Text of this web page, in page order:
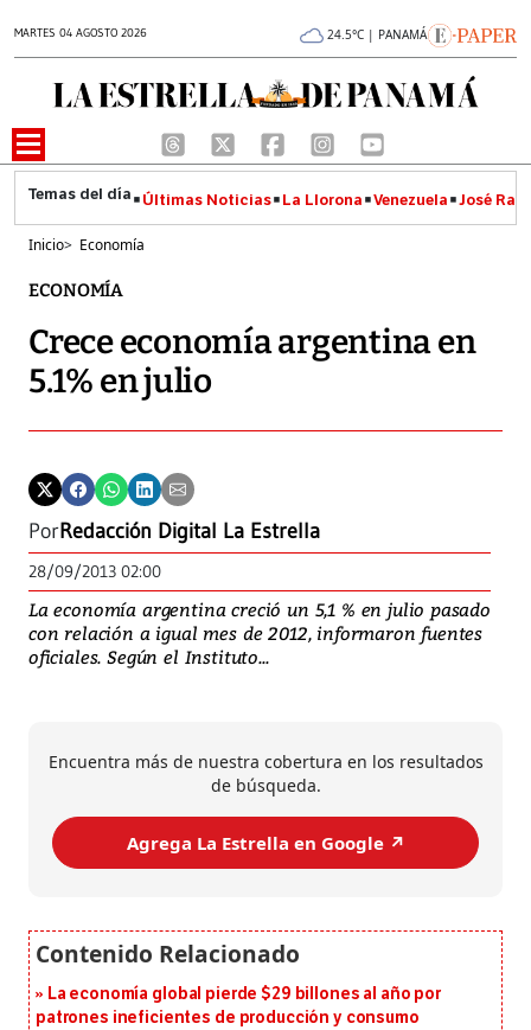
MARTES 04 AGOSTO 2026 24.5°C | PANAMÁ
Últimas Noticias La Llorona Venezuela José
Inicio> Economía
ECONOMÍA
Crece economía argentina en
5.1% en julio
PorRedacción Digital La Estrella
28/09/2013 02:00
La economía argentina creció un 5,1 % en julio pasado
con relación a igual mes de 2012, informaron fuentes
oficiales. Según el Instituto...
Encuentra más de nuestra cobertura en los resultados
de búsqueda.
Agrega La Estrella en Google ↗️
La economía global pierde $29 billones al año por
patrones ineficientes de producción y consumo